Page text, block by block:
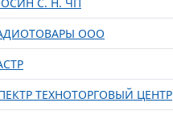
ООО
ТЕХНОТОРГОВЫЙ ЦЕНТР